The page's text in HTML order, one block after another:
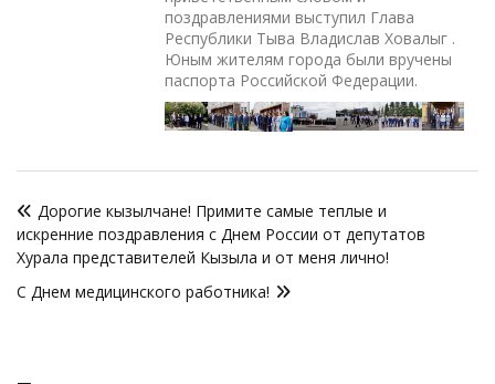
поздравлениями выступил Глава
Республики Тыва Владислав Ховалыг .
Юным жителям города были вручены
паспорта Российской Федерации.
по
записям
Дорогие кызылчане! Примите самые теплые и
искренние поздравления с Днем России от депутатов
Хурала представителей Кызыла и от меня лично!
С Днем медицинского работника!